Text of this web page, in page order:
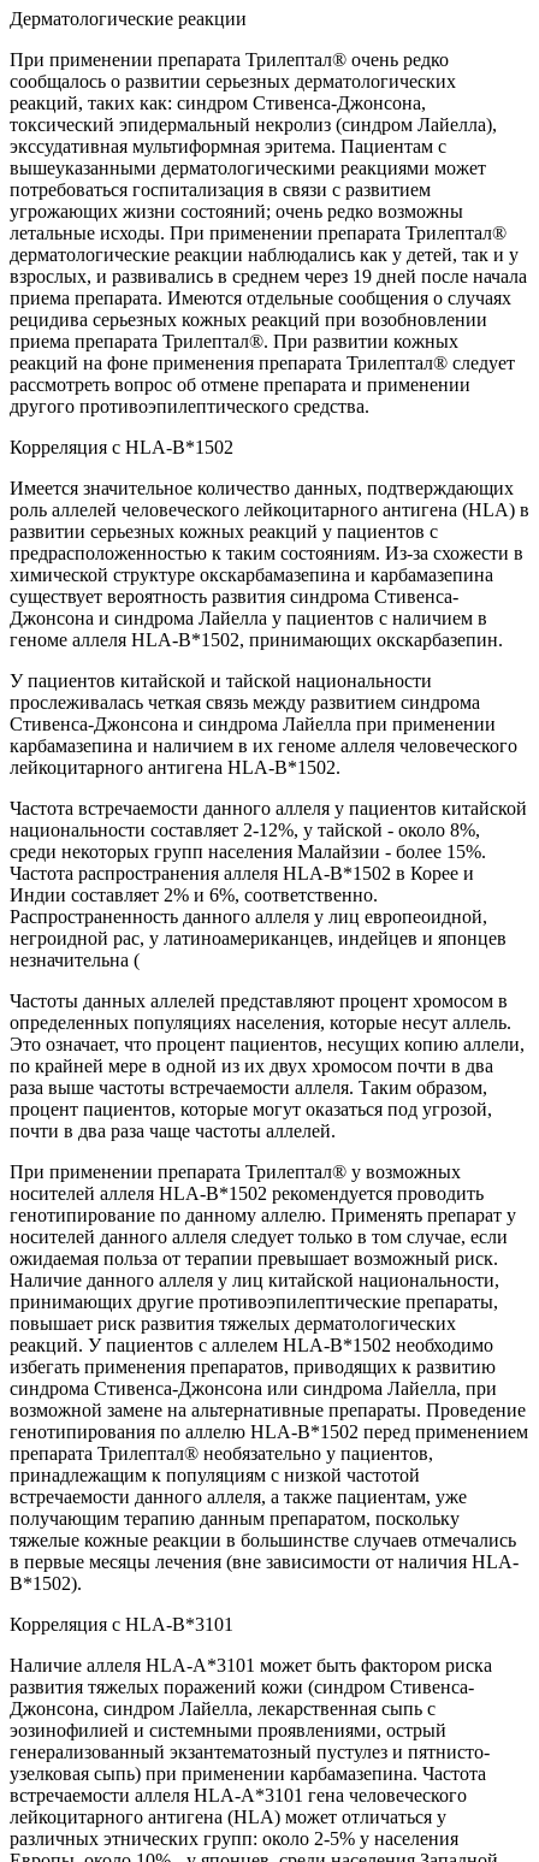
Дерматологические реакции
При применении препарата Трилептал® очень редко
сообщалось о развитии серьезных дерматологических
реакций, таких как: синдром Стивенса-Джонсона,
токсический эпидермальный некролиз (синдром Лайелла),
экссудативная мультиформная эритема. Пациентам с
вышеуказанными дерматологическими реакциями может
потребоваться госпитализация в связи с развитием
угрожающих жизни состояний; очень редко возможны
летальные исходы. При применении препарата Трилептал®
дерматологические реакции наблюдались как у детей, так и у
взрослых, и развивались в среднем через 19 дней после начала
приема препарата. Имеются отдельные сообщения о случаях
рецидива серьезных кожных реакций при возобновлении
приема препарата Трилептал®. При развитии кожных
реакций на фоне применения препарата Трилептал® следует
рассмотреть вопрос об отмене препарата и применении
другого противоэпилептического средства.
Корреляция с HLA-B*1502
Имеется значительное количество данных, подтверждающих
роль аллелей человеческого лейкоцитарного антигена (HLA) в
развитии серьезных кожных реакций у пациентов с
предрасположенностью к таким состояниям. Из-за схожести в
химической структуре окскарбамазепина и карбамазепина
существует вероятность развития синдрома Стивенса-
Джонсона и синдрома Лайелла у пациентов с наличием в
геноме аллеля HLA-B*1502, принимающих окскарбазепин.
У пациентов китайской и тайской национальности
прослеживалась четкая связь между развитием синдрома
Стивенса-Джонсона и синдрома Лайелла при применении
карбамазепина и наличием в их геноме аллеля человеческого
лейкоцитарного антигена HLA-B*1502.
Частота встречаемости данного аллеля у пациентов китайской
национальности составляет 2-12%, у тайской - около 8%,
среди некоторых групп населения Малайзии - более 15%.
Частота распространения аллеля HLA-B*1502 в Корее и
Индии составляет 2% и 6%, соответственно.
Распространенность данного аллеля у лиц европеоидной,
негроидной рас, у латиноамериканцев, индейцев и японцев
незначительна (
Частоты данных аллелей представляют процент хромосом в
определенных популяциях населения, которые несут аллель.
Это означает, что процент пациентов, несущих копию аллели,
по крайней мере в одной из их двух хромосом почти в два
раза выше частоты встречаемости аллеля. Таким образом,
процент пациентов, которые могут оказаться под угрозой,
почти в два раза чаще частоты аллелей.
При применении препарата Трилептал® у возможных
носителей аллеля HLA-B*1502 рекомендуется проводить
генотипирование по данному аллелю. Применять препарат у
носителей данного аллеля следует только в том случае, если
ожидаемая польза от терапии превышает возможный риск.
Наличие данного аллеля у лиц китайской национальности,
принимающих другие противоэпилептические препараты,
повышает риск развития тяжелых дерматологических
реакций. У пациентов с аллелем HLA-B*1502 необходимо
избегать применения препаратов, приводящих к развитию
синдрома Стивенса-Джонсона или синдрома Лайелла, при
возможной замене на альтернативные препараты. Проведение
генотипирования по аллелю HLA-B*1502 перед применением
препарата Трилептал® необязательно у пациентов,
принадлежащим к популяциям с низкой частотой
встречаемости данного аллеля, а также пациентам, уже
получающим терапию данным препаратом, поскольку
тяжелые кожные реакции в большинстве случаев отмечались
в первые месяцы лечения (вне зависимости от наличия HLA-
B*1502).
Корреляция с HLA-B*3101
Наличие аллеля HLA-A*3101 может быть фактором риска
развития тяжелых поражений кожи (синдром Стивенса-
Джонсона, синдром Лайелла, лекарственная сыпь с
эозинофилией и системными проявлениями, острый
генерализованный экзантематозный пустулез и пятнисто-
узелковая сыпь) при применении карбамазепина. Частота
встречаемости аллеля HLA-A*3101 гена человеческого
лейкоцитарного антигена (HLA) может отличаться у
различных этнических групп: около 2-5% у населения